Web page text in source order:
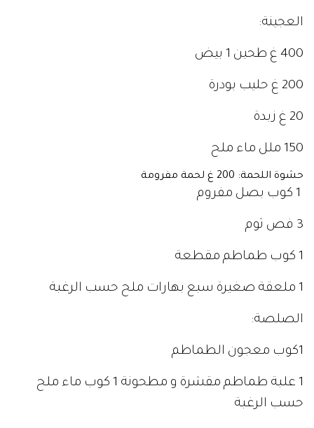
العجينة:
400 غ طحين 1 بيض
200 غ حليب بودرة
20 غ زبدة
150 ملل ماء ملح
حشوة اللحمة: 200 غ لحمة مفرومة
3 فص ثوم
1 كوب طماطم مقطعة
1 ملعقة صغيرة سبع بهارات ملح حسب الرغبة
الصلصة:
1كوب معجون الطماطم
1 علبة طماطم مقشرة و مطحونة 1 كوب ماء ملح
حسب الرغبة